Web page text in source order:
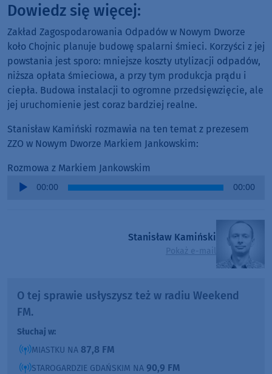
Dowiedz się więcej:
Zakład Zagospodarowania Odpadów w Nowym Dworze
koło Chojnic planuje budowę spalarni śmieci. Korzyści z jej
powstania jest sporo: mniejsze koszty utylizacji odpadów,
niższa opłata śmieciowa, a przy tym produkcja prądu i
ciepła. Budowa instalacji to ogromne przedsięwzięcie, ale
jej uruchomienie jest coraz bardziej realne.
Stanisław Kamiński rozmawia na ten temat z prezesem
ZZO w Nowym Dworze Markiem Jankowskim:
Rozmowa z Markiem Jankowskim
Audio
00:00 00:00
Stanisław Kamiński
Pokaż e-mail
O tej sprawie usłyszysz też w radiu Weekend
FM.
Słuchaj w:
MIASTKU NA 87,8 FM
STAROGARDZIE GDAŃSKIM NA 90,9 FM